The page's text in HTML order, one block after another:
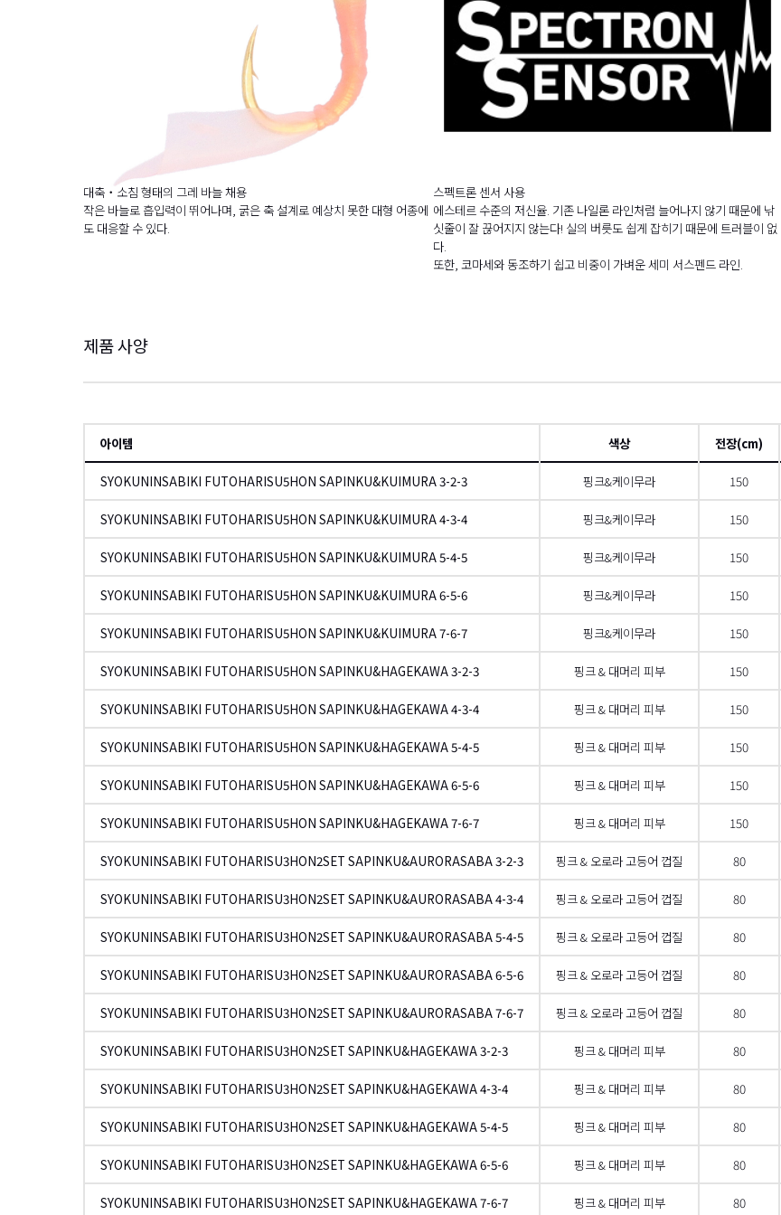
대축・소침 형태의 그레 바늘 채용
작은 바늘로 흡입력이 뛰어나며, 굵은 축 설계로 예상치 못한 대형 어종에
도 대응할 수 있다.
스펙트론 센서 사용
에스테르 수준의 저신율. 기존 나일론 라인처럼 늘어나지 않기 때문에 낚
싯줄이 잘 끊어지지 않는다! 실의 버릇도 쉽게 잡히기 때문에 트러블이 없
다.
또한, 코마세와 동조하기 쉽고 비중이 가벼운 세미 서스펜드 라인.
제품 사양
아이템 색상 전장(cm)
SYOKUNINSABIKI FUTOHARISU5HON SAPINKU&KUIMURA 3-2-3 핑크&케이무라 150
SYOKUNINSABIKI FUTOHARISU5HON SAPINKU&KUIMURA 4-3-4 핑크&케이무라 150
SYOKUNINSABIKI FUTOHARISU5HON SAPINKU&KUIMURA 5-4-5 핑크&케이무라 150
SYOKUNINSABIKI FUTOHARISU5HON SAPINKU&KUIMURA 6-5-6 핑크&케이무라 150
SYOKUNINSABIKI FUTOHARISU5HON SAPINKU&KUIMURA 7-6-7 핑크&케이무라 150
SYOKUNINSABIKI FUTOHARISU5HON SAPINKU&HAGEKAWA 3-2-3 핑크 & 대머리 피부 150
SYOKUNINSABIKI FUTOHARISU5HON SAPINKU&HAGEKAWA 4-3-4 핑크 & 대머리 피부 150
SYOKUNINSABIKI FUTOHARISU5HON SAPINKU&HAGEKAWA 5-4-5 핑크 & 대머리 피부 150
SYOKUNINSABIKI FUTOHARISU5HON SAPINKU&HAGEKAWA 6-5-6 핑크 & 대머리 피부 150
SYOKUNINSABIKI FUTOHARISU5HON SAPINKU&HAGEKAWA 7-6-7 핑크 & 대머리 피부 150
SYOKUNINSABIKI FUTOHARISU3HON2SET SAPINKU&AURORASABA 3-2-3 핑크 & 오로라 고등어 껍질 80
SYOKUNINSABIKI FUTOHARISU3HON2SET SAPINKU&AURORASABA 4-3-4 핑크 & 오로라 고등어 껍질 80
SYOKUNINSABIKI FUTOHARISU3HON2SET SAPINKU&AURORASABA 5-4-5 핑크 & 오로라 고등어 껍질 80
SYOKUNINSABIKI FUTOHARISU3HON2SET SAPINKU&AURORASABA 6-5-6 핑크 & 오로라 고등어 껍질 80
SYOKUNINSABIKI FUTOHARISU3HON2SET SAPINKU&AURORASABA 7-6-7 핑크 & 오로라 고등어 껍질 80
SYOKUNINSABIKI FUTOHARISU3HON2SET SAPINKU&HAGEKAWA 3-2-3 핑크 & 대머리 피부 80
SYOKUNINSABIKI FUTOHARISU3HON2SET SAPINKU&HAGEKAWA 4-3-4 핑크 & 대머리 피부 80
SYOKUNINSABIKI FUTOHARISU3HON2SET SAPINKU&HAGEKAWA 5-4-5 핑크 & 대머리 피부 80
SYOKUNINSABIKI FUTOHARISU3HON2SET SAPINKU&HAGEKAWA 6-5-6 핑크 & 대머리 피부 80
SYOKUNINSABIKI FUTOHARISU3HON2SET SAPINKU&HAGEKAWA 7-6-7 핑크 & 대머리 피부 80